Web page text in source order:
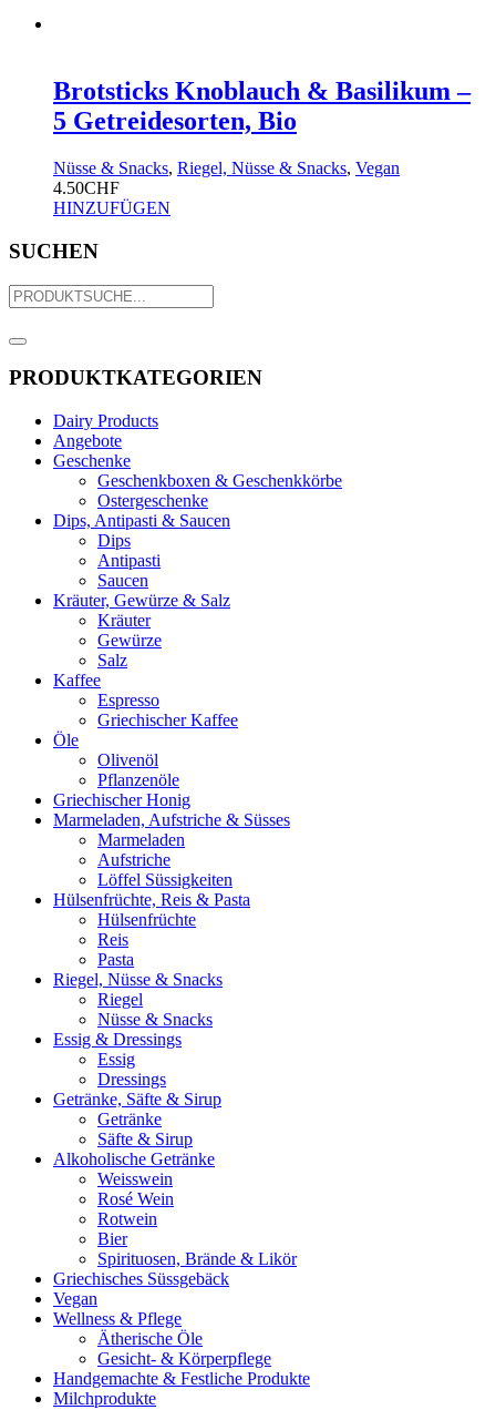
Brotsticks Knoblauch & Basilikum –
5 Getreidesorten, Bio
Nüsse & Snacks, Riegel, Nüsse & Snacks, Vegan
4.50CHF
HINZUFÜGEN
SUCHEN
PRODUKTKATEGORIEN
Dairy Products
Angebote
Geschenke
Geschenkboxen & Geschenkkörbe
Ostergeschenke
Dips, Antipasti & Saucen
Dips
Antipasti
Saucen
Kräuter, Gewürze & Salz
Kräuter
Gewürze
Salz
Kaffee
Espresso
Griechischer Kaffee
Öle
Olivenöl
Pflanzenöle
Griechischer Honig
Marmeladen, Aufstriche & Süsses
Marmeladen
Aufstriche
Löffel Süssigkeiten
Hülsenfrüchte, Reis & Pasta
Hülsenfrüchte
Reis
Pasta
Riegel, Nüsse & Snacks
Riegel
Nüsse & Snacks
Essig & Dressings
Essig
Dressings
Getränke, Säfte & Sirup
Getränke
Säfte & Sirup
Alkoholische Getränke
Weisswein
Rosé Wein
Rotwein
Bier
Spirituosen, Brände & Likör
Griechisches Süssgebäck
Vegan
Wellness & Pflege
Ätherische Öle
Gesicht- & Körperpflege
Handgemachte & Festliche Produkte
Milchprodukte